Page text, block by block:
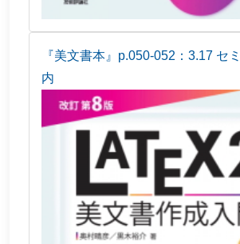
『美文書本』p.050-052：3.17 セ
内